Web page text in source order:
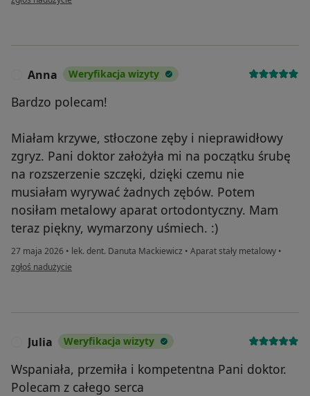
Anna Weryfikacja wizyty
Bardzo polecam!
Miałam krzywe, stłoczone zęby i nieprawidłowy
zgryz. Pani doktor założyła mi na początku śrubę
na rozszerzenie szczęki, dzięki czemu nie
musiałam wyrywać żadnych zębów. Potem
nosiłam metalowy aparat ortodontyczny. Mam
teraz piękny, wymarzony uśmiech. :)
27 maja 2026 • lek. dent. Danuta Mackiewicz • Aparat stały metalowy •
w opinii użytkownika Anna
zgłoś nadużycie
Julia Weryfikacja wizyty
Wspaniała, przemiła i kompetentna Pani doktor.
Polecam z całego serca